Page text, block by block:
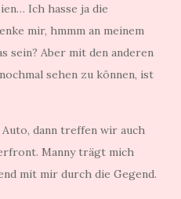
Ich hasse ja die
mir, hmmm an meinem
sein? Aber mit den anderen
sehen zu können, ist
dann treffen wir auch
Manny trägt mich
mit mir durch die Gegend.